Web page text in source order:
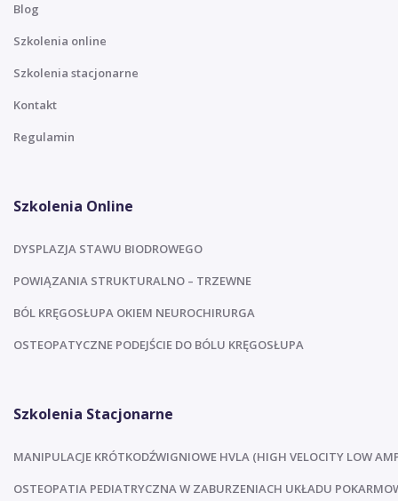
Blog
Szkolenia online
Szkolenia stacjonarne
Kontakt
Regulamin
Szkolenia Online
DYSPLAZJA STAWU BIODROWEGO
POWIĄZANIA STRUKTURALNO – TRZEWNE
BÓL KRĘGOSŁUPA OKIEM NEUROCHIRURGA
OSTEOPATYCZNE PODEJŚCIE DO BÓLU KRĘGOSŁUPA
Szkolenia Stacjonarne
MANIPULACJE KRÓTKODŹWIGNIOWE HVLA (HIGH VELOCITY LOW
OSTEOPATIA PEDIATRYCZNA W ZABURZENIACH UKŁADU